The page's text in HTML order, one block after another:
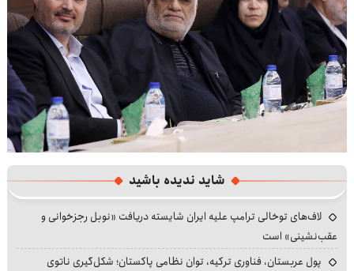
شاید ندیده باشید
لاف‌های توخالی ترامپ علیه ایران شایسته دریافت «نوبل رجزخوانی و
عقب‌نشینی» است
پول عربستان، فناوری ترکیه، توان نظامی پاکستان؛ شکل‌گیری ناتوی